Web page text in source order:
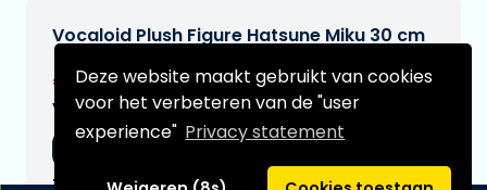
Deze website maakt gebruikt van cookies
voor het verbeteren van de "user
experience" Privacy statement
Vocaloid Plush Figure Hatsune Miku 30 cm
€23,95
Verwachtte leverdatum:
16-11-2026